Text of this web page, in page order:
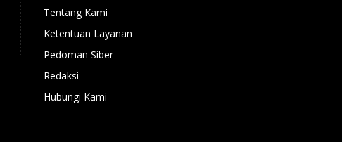
Tentang Kami
Ketentuan Layanan
Pedoman Siber
Redaksi
Hubungi Kami